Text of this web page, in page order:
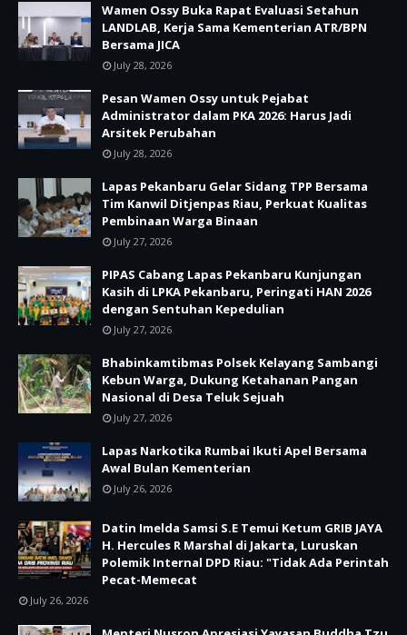
Wamen Ossy Buka Rapat Evaluasi Setahun
LANDLAB, Kerja Sama Kementerian ATR/BPN
Bersama JICA
July 28, 2026
Pesan Wamen Ossy untuk Pejabat
Administrator dalam PKA 2026: Harus Jadi
Arsitek Perubahan
July 28, 2026
Lapas Pekanbaru Gelar Sidang TPP Bersama
Tim Kanwil Ditjenpas Riau, Perkuat Kualitas
Pembinaan Warga Binaan
July 27, 2026
PIPAS Cabang Lapas Pekanbaru Kunjungan
Kasih di LPKA Pekanbaru, Peringati HAN 2026
dengan Sentuhan Kepedulian
July 27, 2026
Bhabinkamtibmas Polsek Kelayang Sambangi
Kebun Warga, Dukung Ketahanan Pangan
Nasional di Desa Teluk Sejuah
July 27, 2026
Lapas Narkotika Rumbai Ikuti Apel Bersama
Awal Bulan Kementerian
July 26, 2026
Datin Imelda Samsi S.E Temui Ketum GRIB JAYA
H. Hercules R Marshal di Jakarta, Luruskan
Polemik Internal DPD Riau: "Tidak Ada Perintah
Pecat-Memecat
July 26, 2026